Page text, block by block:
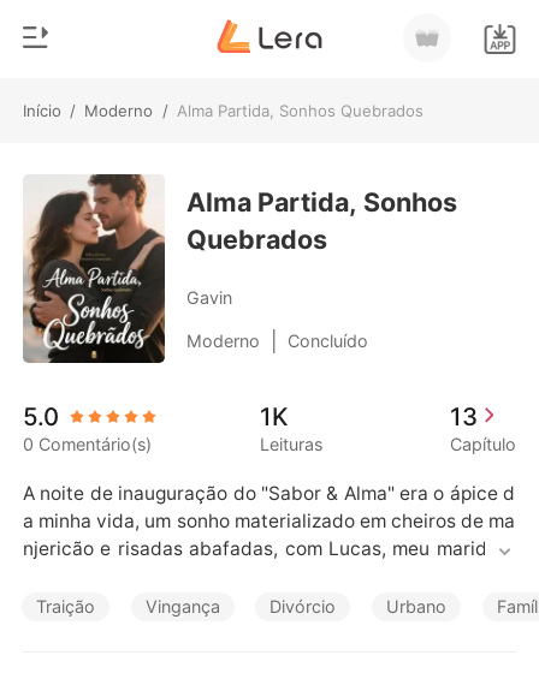
Início / Moderno / Alma Partida, Sonhos Quebrados
Loja
Histórico
Sair
Baixar App
Gênero
Moderno
Lobisomem
Contos
Bilionários
Contos Curtos
Alma Partida, Sonhos
Quebrados
Gavin
Moderno Concluído
5.0
0 Comentário(s)
1K
Leituras
13
Capítulo
A noite de inauguração do "Sabor & Alma" era o ápice d
a minha vida, um sonho materializado em cheiros de ma
njericão e risadas abafadas, com Lucas, meu marido e
Traição Vingança Divórcio Urbano